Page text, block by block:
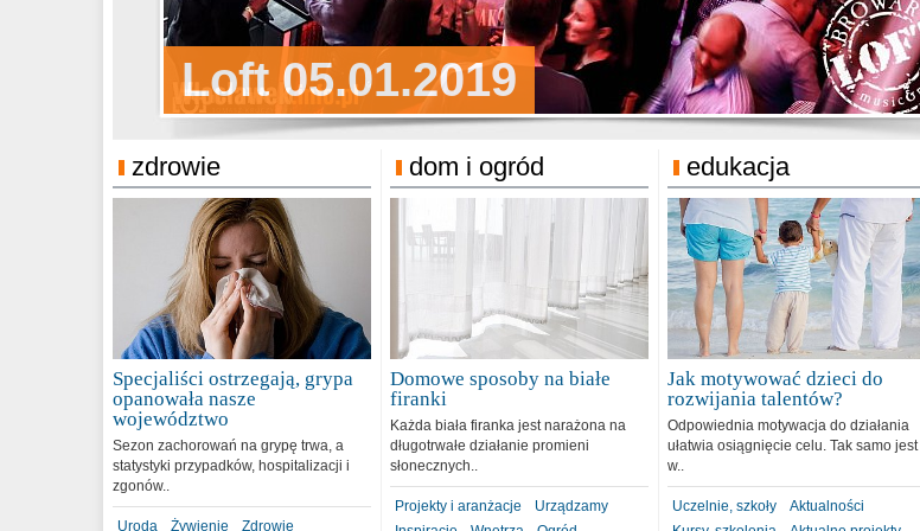
Loft 05.01.2019
Sylwester Podgrodzie 31.12.2018
Sylwester Pensjonat Michelin
31.12.2018
zdrowie
Specjaliści ostrzegają, grypa
opanowała nasze
województwo
Sezon zachorowań na grypę trwa, a
statystyki przypadków, hospitalizacji i
zgonów..
Uroda Żywienie Zdrowie
dom i ogród
Domowe sposoby na białe
firanki
Każda biała firanka jest narażona na
długotrwałe działanie promieni
słonecznych..
Projekty i aranżacje
Urządzamy
edukacja
Jak motywować dzieci do
rozwijania talentów?
Odpowiednia motywacja do działania
ułatwia osiągnięcie celu. Tak samo jest
w..
Uczelnie, szkoły
Aktualności